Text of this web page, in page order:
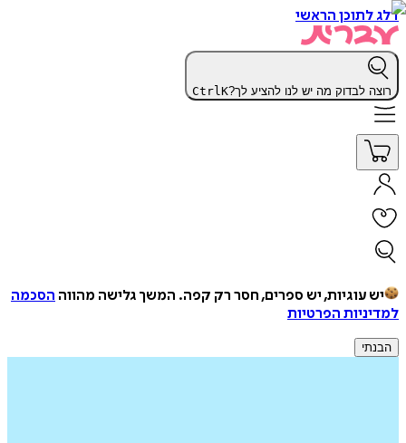
דלג לתוכן הראשי
רוצה לבדוק מה יש לנו להציע לך? CtrlK
יש עוגיות, יש ספרים, חסר רק קפה. המשך גלישה מהווה הסכמה
למדיניות הפרטיות
הבנתי